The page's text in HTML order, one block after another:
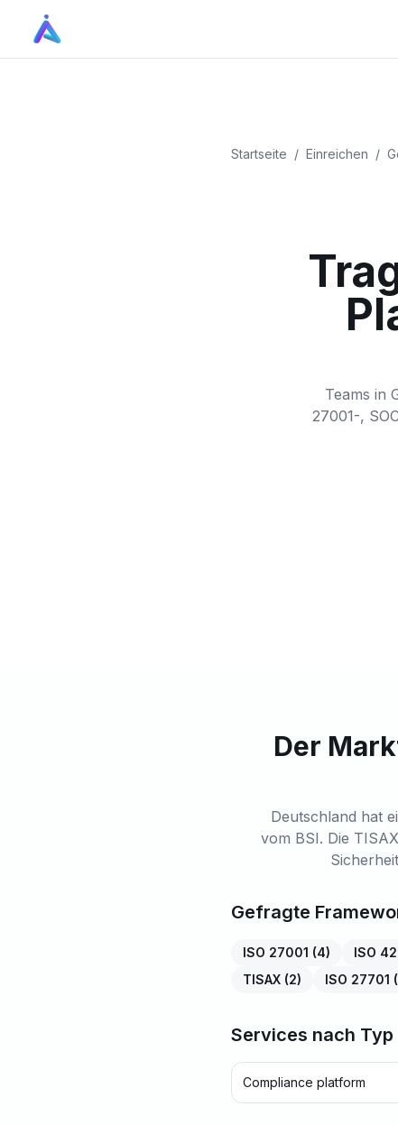
Startseite / Einreichen /
Teams in
27001-,
Der
Deutschland hat
vom BSI. Die
Gefragte
ISO 27001 (4) ISO
TISAX (2) ISO 27701 (
Services nach Typ
Compliance platform